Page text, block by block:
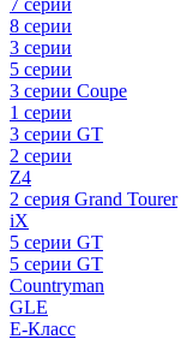
7 серии
8 серии
3 серии
5 серии
3 серии Coupe
1 серии
3 серии GT
2 серии
Z4
2 серия Grand Tourer
iX
5 серии GT
5 серии GT
Countryman
GLE
E-Класс